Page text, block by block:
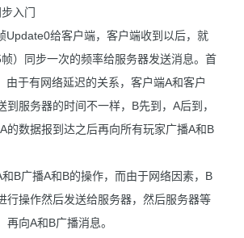
Update0给客户端，客户端收到以后，就
）同步一次的频率给服务器发送消息。首
由于有网络延迟的关系，客户端A和客户
到服务器的时间不一样，B先到，A后到，
的数据报到达之后再向所有玩家广播A和B
B广播A和B的操作，而由于网络因素，B
行操作然后发送给服务器，然后服务器等
向A和B广播消息。